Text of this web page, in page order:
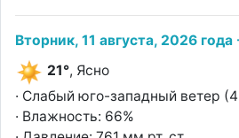
Вторник, 11 августа, 2026
21°, Ясно
· Слабый юго-западный ветер
· Влажность: 66%